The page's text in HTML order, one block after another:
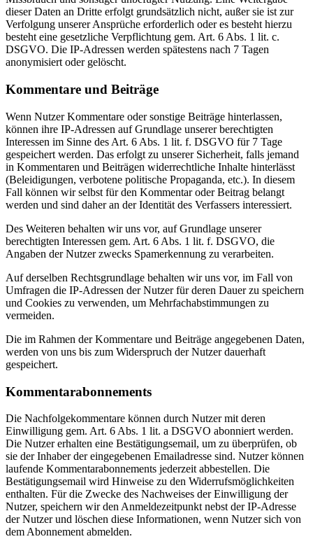
dieser Daten an Dritte erfolgt grundsätzlich nicht, außer sie ist zur
Verfolgung unserer Ansprüche erforderlich oder es besteht hierzu
besteht eine gesetzliche Verpflichtung gem. Art. 6 Abs. 1 lit. c.
DSGVO. Die IP-Adressen werden spätestens nach 7 Tagen
anonymisiert oder gelöscht.
Kommentare und Beiträge
Wenn Nutzer Kommentare oder sonstige Beiträge hinterlassen,
können ihre IP-Adressen auf Grundlage unserer berechtigten
Interessen im Sinne des Art. 6 Abs. 1 lit. f. DSGVO für 7 Tage
gespeichert werden. Das erfolgt zu unserer Sicherheit, falls jemand
in Kommentaren und Beiträgen widerrechtliche Inhalte hinterlässt
(Beleidigungen, verbotene politische Propaganda, etc.). In diesem
Fall können wir selbst für den Kommentar oder Beitrag belangt
werden und sind daher an der Identität des Verfassers interessiert.
Des Weiteren behalten wir uns vor, auf Grundlage unserer
berechtigten Interessen gem. Art. 6 Abs. 1 lit. f. DSGVO, die
Angaben der Nutzer zwecks Spamerkennung zu verarbeiten.
Auf derselben Rechtsgrundlage behalten wir uns vor, im Fall von
Umfragen die IP-Adressen der Nutzer für deren Dauer zu speichern
und Cookies zu verwenden, um Mehrfachabstimmungen zu
vermeiden.
Die im Rahmen der Kommentare und Beiträge angegebenen Daten,
werden von uns bis zum Widerspruch der Nutzer dauerhaft
gespeichert.
Kommentarabonnements
Die Nachfolgekommentare können durch Nutzer mit deren
Einwilligung gem. Art. 6 Abs. 1 lit. a DSGVO abonniert werden.
Die Nutzer erhalten eine Bestätigungsemail, um zu überprüfen, ob
sie der Inhaber der eingegebenen Emailadresse sind. Nutzer können
laufende Kommentarabonnements jederzeit abbestellen. Die
Bestätigungsemail wird Hinweise zu den Widerrufsmöglichkeiten
enthalten. Für die Zwecke des Nachweises der Einwilligung der
Nutzer, speichern wir den Anmeldezeitpunkt nebst der IP-Adresse
der Nutzer und löschen diese Informationen, wenn Nutzer sich von
dem Abonnement abmelden.